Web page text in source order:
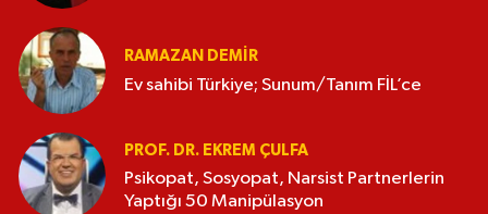
RAMAZAN DEMİR
Ev sahibi Türkiye; Sunum/Tanım FİL’ce
PROF. DR. EKREM ÇULFA
Psikopat, Sosyopat, Narsist Partnerlerin
Yaptığı 50 Manipülasyon